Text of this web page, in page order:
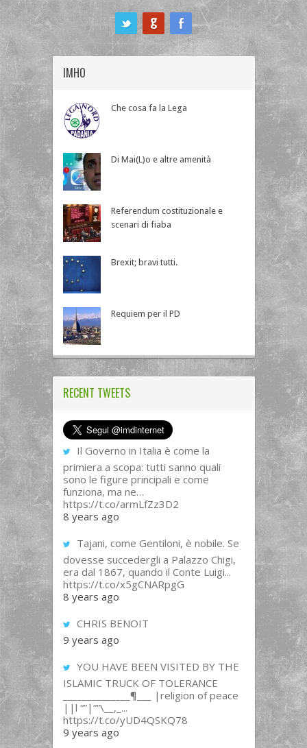
IMHO
Che cosa fa la Lega
Di Mai(L)o e altre amenità
Referendum costituzionale e
scenari di fiaba
Brexit; bravi tutti.
Requiem per il PD
RECENT TWEETS
Il Governo in Italia è come la
primiera a scopa: tutti sanno quali
sono le figure principali e come
funziona, ma ne…
https://t.co/armLfZz3D2
8 years ago
Tajani, come Gentiloni, è nobile. Se
dovesse succedergli a Palazzo Chigi,
era dal 1867, quando il Conte Luigi...
https://t.co/x5gCNARpgG
8 years ago
CHRIS BENOIT
9 years ago
YOU HAVE BEEN VISITED BY THE
ISLAMIC TRUCK OF TOLERANCE
______________¶___ |religion of peace
||l “”|””\__,_...
https://t.co/yUD4QSKQ78
9 years ago